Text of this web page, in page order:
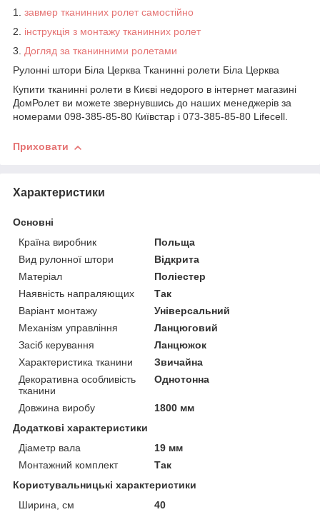
1. завмер тканинних ролет самостійно
2. інструкція з монтажу тканинних ролет
3. Догляд за тканинними ролетами
Рулонні штори Біла Церква Тканинні ролети Біла Церква
Купити тканинні ролети в Києві недорого в інтернет магазині
ДомРолет ви можете звернувшись до наших менеджерів за
номерами 098-385-85-80 Київстар і 073-385-85-80 Lifecell.
Приховати
Характеристики
Основні
Країна виробник
Польща
Вид рулонної штори
Відкрита
Матеріал
Поліестер
Наявність напраляющих
Так
Варіант монтажу
Універсальний
Механізм управління
Ланцюговий
Засіб керування
Ланцюжок
Характеристика тканини
Звичайна
Декоративна особливість
тканини
Однотонна
Довжина виробу
1800 мм
Додаткові характеристики
Діаметр вала
19 мм
Монтажний комплект
Так
Користувальницькі характеристики
Ширина, см
40